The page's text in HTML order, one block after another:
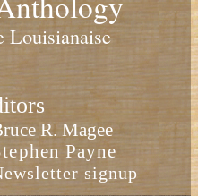
R. Magee
Payne
signup